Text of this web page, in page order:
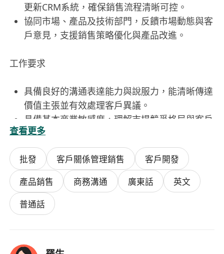
更新CRM系統，確保銷售流程清晰可控。
協同市場、產品及技術部門，反饋市場動態與客
戶意見，支援銷售策略優化與產品改進。
工作要求
具備良好的溝通表達能力與說服力，能清晰傳達
價值主張並有效處理客戶異議。
具備基本商業敏感度，理解市場競爭格局與客戶
購買決策邏輯，能獨立規劃銷售行動路徑。
積極主動、抗壓性強，能適應目標導向的工作節
奏，具備持續學習與自我驅動意識。
具備基本電腦操作能力，熟悉Microsoft Office
套件及常用CRM工具者優先。
學歷不限，歡迎具備零售、電訊、教育、科技、
金融等行業銷售經驗人士申請；無經驗者亦可接
查看更多
批發 客戶關係管理銷售
客戶開發
產品銷售
商務溝通 廣東話
英文
普通話